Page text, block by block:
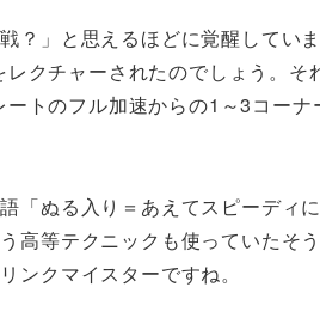
？」と思えるほどに覚醒してい
クチャーされたのでしょう。そ
トのフル加速からの1～3コーナ
「ぬる入り＝あえてスピーディ
高等テクニックも使っていたそ
ンクマイスターですね。